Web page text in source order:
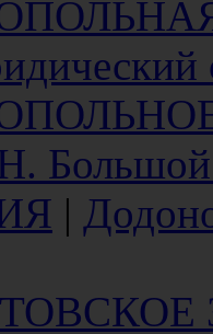
Большой
|